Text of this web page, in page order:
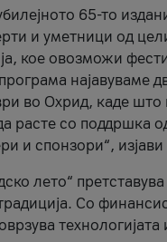
65-то
и уметници од
кое овозможи
најавуваме
во Охрид, каде што
расте со поддршка
и спонзори“,
лето“
Со